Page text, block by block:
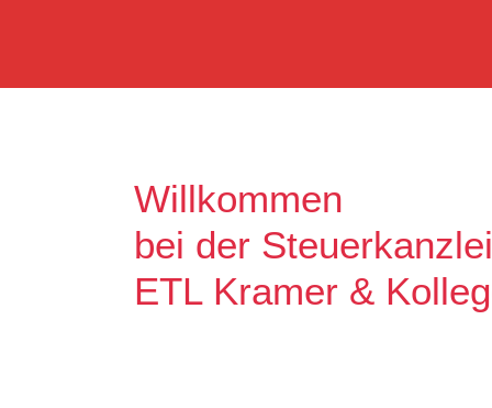
Willkommen
bei der Steuerkanzlei
ETL Kramer &